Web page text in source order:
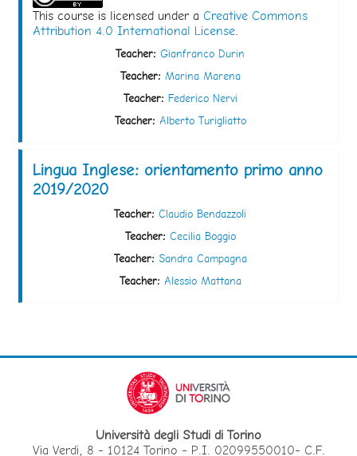
This course is licensed under a Creative Commons
Attribution 4.0 International License.
Teacher: Gianfranco Durin
Teacher: Marina Marena
Teacher: Federico Nervi
Teacher: Alberto Turigliatto
Lingua Inglese: orientamento primo anno
2019/2020
Teacher: Claudio Bendazzoli
Teacher: Cecilia Boggio
Teacher: Sandra Campagna
Teacher: Alessio Mattana
Università degli Studi di Torino
Via Verdi, 8 - 10124 Torino - P.I. 02099550010- C.F.